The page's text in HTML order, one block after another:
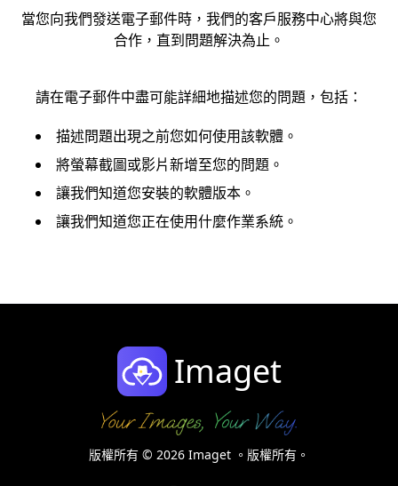
當您向我們發送電子郵件時，我們的客戶服務中心將與您
合作，直到問題解決為止。
請在電子郵件中盡可能詳細地描述您的問題，包括：
描述問題出現之前您如何使用該軟體。
將螢幕截圖或影片新增至您的問題。
讓我們知道您安裝的軟體版本。
讓我們知道您正在使用什麼作業系統。
Imaget
版權所有 © 2026 Imaget 。版權所有。